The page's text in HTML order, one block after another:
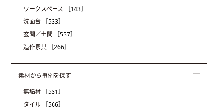
ワークスペース
［143］
洗面台
［533］
玄関／土間
［557］
造作家具
［266］
素材から事例を探す
無垢材
［531］
タイル
［566］